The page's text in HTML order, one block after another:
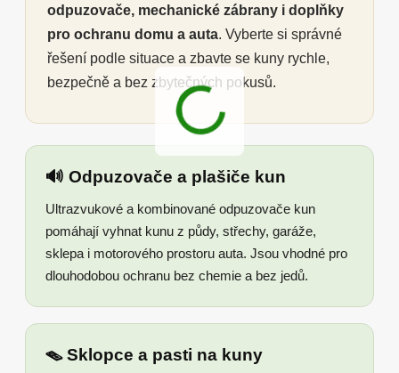
odpuzovače, mechanické zábrany i doplňky
pro ochranu domu a auta. Vyberte si správné
řešení podle situace a zbavte se kuny rychle,
bezpečně a bez zbytečných pokusů.
🔊 Odpuzovače a plašiče kun
Ultrazvukové a kombinované odpuzovače kun
pomáhají vyhnat kunu z půdy, střechy, garáže,
sklepa i motorového prostoru auta. Jsou vhodné pro
dlouhodobou ochranu bez chemie a bez jedů.
🪤 Sklopce a pasti na kuny